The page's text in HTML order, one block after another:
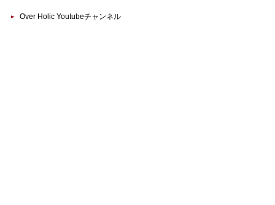
Over Holic Youtubeチャンネル